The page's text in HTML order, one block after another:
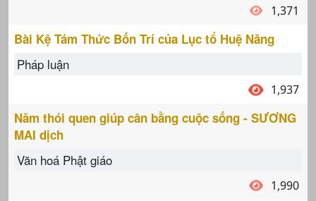
1,371
Bài Kệ Tám Thức Bốn Trí của Lục tổ Huệ Năng
Pháp luận
1,937
Năm thói quen giúp cân bằng cuộc sống - SƯƠNG
MAI dịch
Văn hoá Phật giáo
1,990